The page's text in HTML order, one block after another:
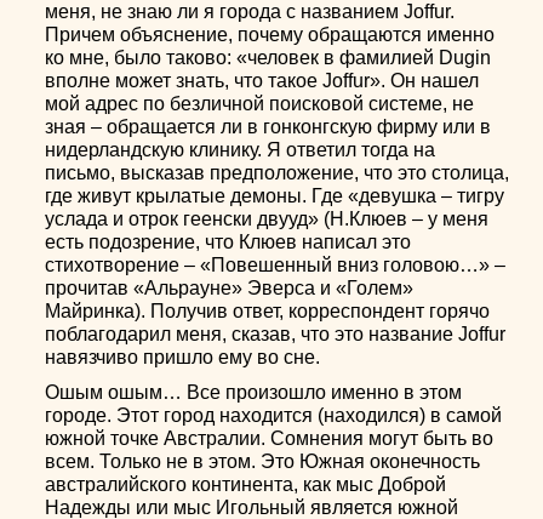
меня, не знаю ли я города с названием Joffur.
Причем объяснение, почему обращаются именно
ко мне, было таково: «человек в фамилией Dugin
вполне может знать, что такое Joffur». Он нашел
мой адрес по безличной поисковой системе, не
зная – обращается ли в гонконгскую фирму или в
нидерландскую клинику. Я ответил тогда на
письмо, высказав предположение, что это столица,
где живут крылатые демоны. Где «девушка – тигру
услада и отрок геенски двууд» (Н.Клюев – у меня
есть подозрение, что Клюев написал это
стихотворение – «Повешенный вниз головою…» –
прочитав «Альрауне» Эверса и «Голем»
Майринка). Получив ответ, корреспондент горячо
поблагодарил меня, сказав, что это название Joffur
навязчиво пришло ему во сне.
Ошым ошым… Все произошло именно в этом
городе. Этот город находится (находился) в самой
южной точке Австралии. Сомнения могут быть во
всем. Только не в этом. Это Южная оконечность
австралийского континента, как мыс Доброй
Надежды или мыс Игольный является южной